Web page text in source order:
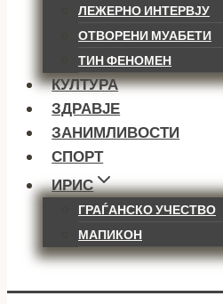
ЛЕЖЕРНО ИНТЕРВЈУ
ОТВОРЕНИ МУАБЕТИ
ТИН ФЕНОМЕН
КУЛТУРА
ЗДРАВЈЕ
ЗАНИМЛИВОСТИ
СПОРТ
ИРИС
ГРАЃАНСКО УЧЕСТВО
МАПИКОН